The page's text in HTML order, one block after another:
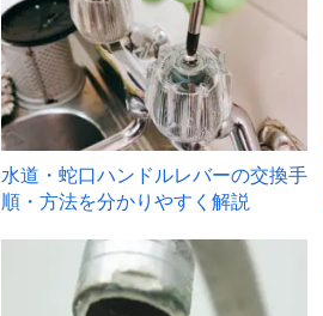
水道・蛇口ハンドルレバーの交換手
順・方法を分かりやすく解説